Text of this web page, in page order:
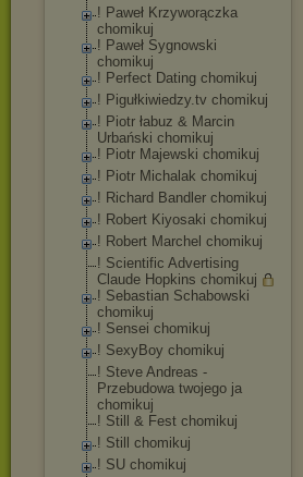
! Paweł Krzyworączka
chomikuj
! Paweł Sygnowski
chomikuj
! Perfect Dating chomikuj
! Pigułkiwiedzy.tv chomikuj
! Piotr łabuz & Marcin
Urbański chomikuj
! Piotr Majewski chomikuj
! Piotr Michalak chomikuj
! Richard Bandler chomikuj
! Robert Kiyosaki chomikuj
! Robert Marchel chomikuj
! Scientific Advertising
Claude Hopkins chomikuj
! Sebastian Schabowski
chomikuj
! Sensei chomikuj
! SexyBoy chomikuj
! Steve Andreas -
Przebudowa twojego ja
chomikuj
! Still & Fest chomikuj
! Still chomikuj
! SU chomikuj